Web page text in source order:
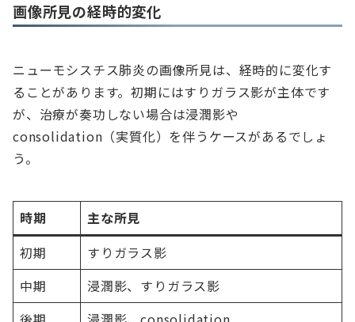
画像所見の経時的変化
ニューモシスチス肺炎の画像所見は、経時的に変化す
ることがあります。初期にはすりガラス影が主体です
が、治療が奏功しない場合は浸潤影や
consolidation（実質化）を伴うケースがあるでしょ
う。
時期
主な所見
初期
すりガラス影
中期
浸潤影、すりガラス影